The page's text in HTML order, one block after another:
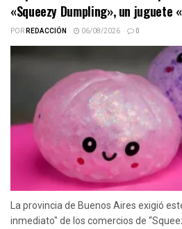
«Squeezy Dumpling», un juguete
PORREDACCIÓN 06/08/2026 0
La provincia de Buenos Aires exigió
inmediato" de los comercios de